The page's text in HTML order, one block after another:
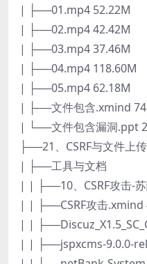
| ├──01.mp4 52.22M
| ├──02.mp4 42.42M
| ├──03.mp4 37.46M
| ├──04.mp4 118.60M
| ├──05.mp4 62.18M
| ├──文件包含.xmind
| └──文件包含漏洞.ppt
├──21、CSRF与文件上
| ├──工具与文档
| | ├──10、CSRF攻击-
| | ├──CSRF攻击.xmind
| |
| | ├──jspxcms-9.0.0-